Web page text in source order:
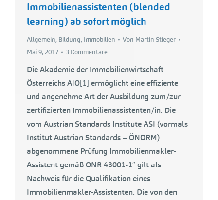
Immobilienassistenten (blended
learning) ab sofort möglich
Allgemein, Bildung, Immobilien Von Martin Stieger
Mai 9, 2017
3 Kommentare
Die Akademie der Immobilienwirtschaft
Österreichs AIO[1] ermöglicht eine effiziente
und angenehme Art der Ausbildung zum/zur
zertifizierten Immobilienassistenten/in. Die
vom Austrian Standards Institute ASI (vormals
Institut Austrian Standards – ÖNORM)
abgenommene Prüfung Immobilienmakler-
Assistent gemäß ONR 43001-1″ gilt als
Nachweis für die Qualifikation eines
Immobilienmakler-Assistenten. Die von den